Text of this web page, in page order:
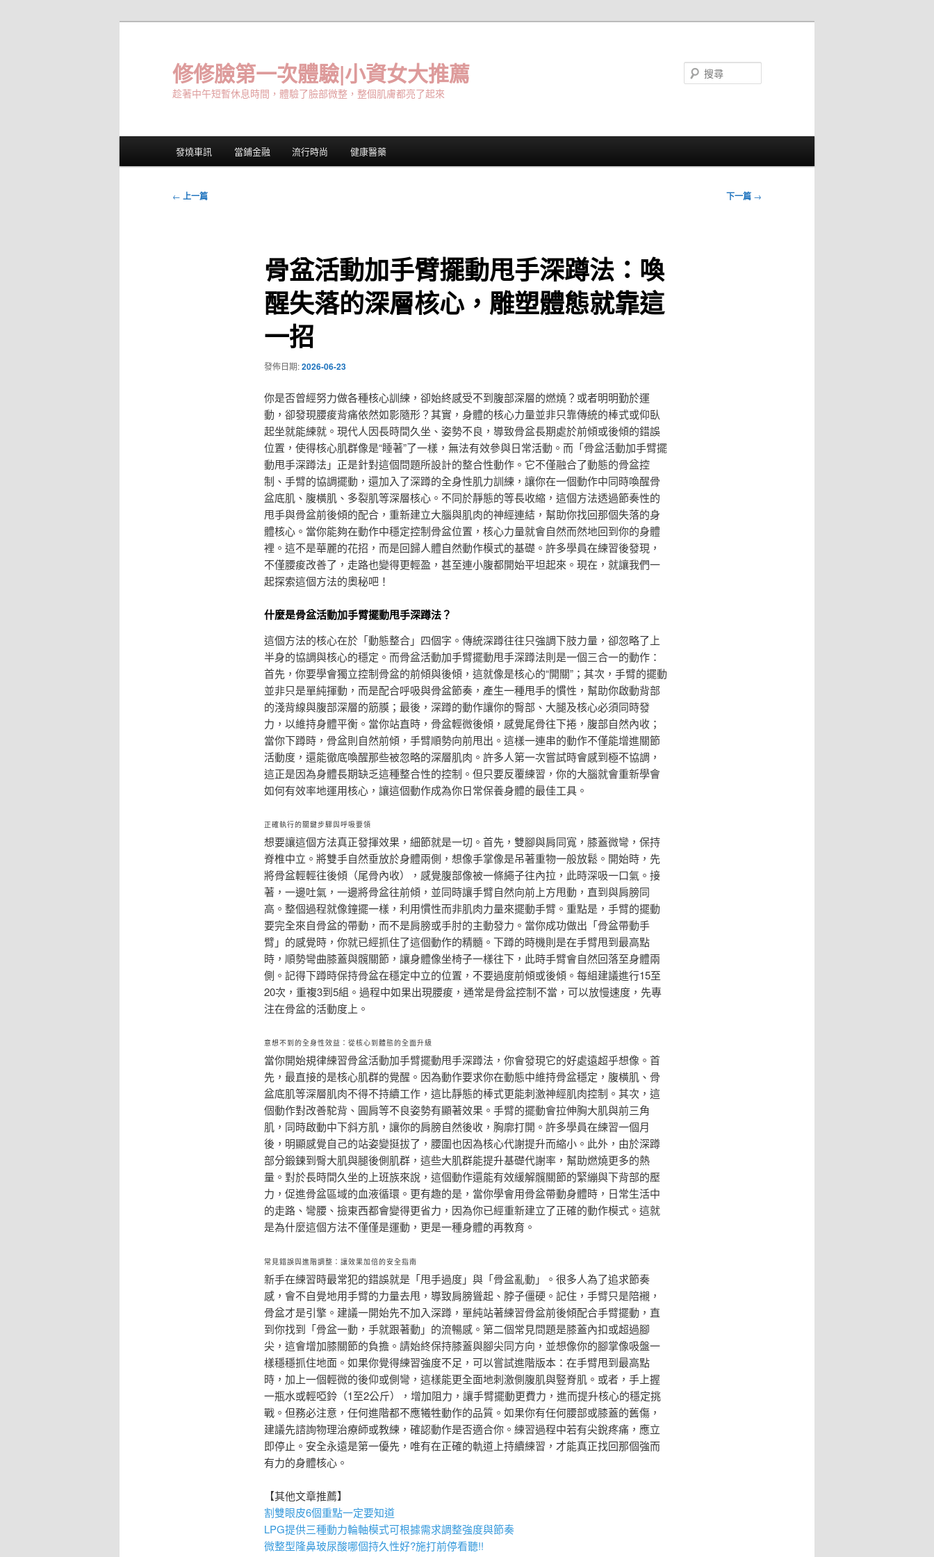
修修臉第一次體驗|小資女大推薦
趁著中午短暫休息時間，體驗了臉部微整，整個肌膚都亮了起來
發燒車訊 當鋪金融 流行時尚 健康醫藥
文
← 上一篇 下一篇 →
骨盆活動加手臂擺動甩手深蹲法：喚
醒失落的深層核心，雕塑體態就靠這
一招
發佈日期:2026-06-23
你是否曾經努力做各種核心訓練，卻始終感受不到腹部深層的燃燒？或者明明勤於運
動，卻發現腰痠背痛依然如影隨形？其實，身體的核心力量並非只靠傳統的棒式或仰臥
起坐就能練就。現代人因長時間久坐、姿勢不良，導致骨盆長期處於前傾或後傾的錯誤
位置，使得核心肌群像是“睡著”了一樣，無法有效參與日常活動。而「骨盆活動加手臂擺
動甩手深蹲法」正是針對這個問題所設計的整合性動作。它不僅融合了動態的骨盆控
制、手臂的協調擺動，還加入了深蹲的全身性肌力訓練，讓你在一個動作中同時喚醒骨
盆底肌、腹橫肌、多裂肌等深層核心。不同於靜態的等長收縮，這個方法透過節奏性的
甩手與骨盆前後傾的配合，重新建立大腦與肌肉的神經連結，幫助你找回那個失落的身
體核心。當你能夠在動作中穩定控制骨盆位置，核心力量就會自然而然地回到你的身體
裡。這不是華麗的花招，而是回歸人體自然動作模式的基礎。許多學員在練習後發現，
不僅腰痠改善了，走路也變得更輕盈，甚至連小腹都開始平坦起來。現在，就讓我們一
起探索這個方法的奧秘吧！
什麼是骨盆活動加手臂擺動甩手深蹲法？
這個方法的核心在於「動態整合」四個字。傳統深蹲往往只強調下肢力量，卻忽略了上
半身的協調與核心的穩定。而骨盆活動加手臂擺動甩手深蹲法則是一個三合一的動作：
首先，你要學會獨立控制骨盆的前傾與後傾，這就像是核心的“開關”；其次，手臂的擺動
並非只是單純揮動，而是配合呼吸與骨盆節奏，產生一種甩手的慣性，幫助你啟動背部
的淺背線與腹部深層的筋膜；最後，深蹲的動作讓你的臀部、大腿及核心必須同時發
力，以維持身體平衡。當你站直時，骨盆輕微後傾，感覺尾骨往下捲，腹部自然內收；
當你下蹲時，骨盆則自然前傾，手臂順勢向前甩出。這樣一連串的動作不僅能增進關節
活動度，還能徹底喚醒那些被忽略的深層肌肉。許多人第一次嘗試時會感到極不協調，
這正是因為身體長期缺乏這種整合性的控制。但只要反覆練習，你的大腦就會重新學會
如何有效率地運用核心，讓這個動作成為你日常保養身體的最佳工具。
正確執行的關鍵步驟與呼吸要領
想要讓這個方法真正發揮效果，細節就是一切。首先，雙腳與肩同寬，膝蓋微彎，保持
脊椎中立。將雙手自然垂放於身體兩側，想像手掌像是吊著重物一般放鬆。開始時，先
將骨盆輕輕往後傾（尾骨內收），感覺腹部像被一條繩子往內拉，此時深吸一口氣。接
著，一邊吐氣，一邊將骨盆往前傾，並同時讓手臂自然向前上方甩動，直到與肩膀同
高。整個過程就像鐘擺一樣，利用慣性而非肌肉力量來擺動手臂。重點是，手臂的擺動
要完全來自骨盆的帶動，而不是肩膀或手肘的主動發力。當你成功做出「骨盆帶動手
臂」的感覺時，你就已經抓住了這個動作的精髓。下蹲的時機則是在手臂甩到最高點
時，順勢彎曲膝蓋與髖關節，讓身體像坐椅子一樣往下，此時手臂會自然回落至身體兩
側。記得下蹲時保持骨盆在穩定中立的位置，不要過度前傾或後傾。每組建議進行15至
20次，重複3到5組。過程中如果出現腰痠，通常是骨盆控制不當，可以放慢速度，先專
注在骨盆的活動度上。
意想不到的全身性效益：從核心到體態的全面升級
當你開始規律練習骨盆活動加手臂擺動甩手深蹲法，你會發現它的好處遠超乎想像。首
先，最直接的是核心肌群的覺醒。因為動作要求你在動態中維持骨盆穩定，腹橫肌、骨
盆底肌等深層肌肉不得不持續工作，這比靜態的棒式更能刺激神經肌肉控制。其次，這
個動作對改善駝背、圓肩等不良姿勢有顯著效果。手臂的擺動會拉伸胸大肌與前三角
肌，同時啟動中下斜方肌，讓你的肩膀自然後收，胸廓打開。許多學員在練習一個月
後，明顯感覺自己的站姿變挺拔了，腰圍也因為核心代謝提升而縮小。此外，由於深蹲
部分鍛鍊到臀大肌與腿後側肌群，這些大肌群能提升基礎代謝率，幫助燃燒更多的熱
量。對於長時間久坐的上班族來說，這個動作還能有效緩解髖關節的緊繃與下背部的壓
力，促進骨盆區域的血液循環。更有趣的是，當你學會用骨盆帶動身體時，日常生活中
的走路、彎腰、撿東西都會變得更省力，因為你已經重新建立了正確的動作模式。這就
是為什麼這個方法不僅僅是運動，更是一種身體的再教育。
常見錯誤與進階調整：讓效果加倍的安全指南
新手在練習時最常犯的錯誤就是「甩手過度」與「骨盆亂動」。很多人為了追求節奏
感，會不自覺地用手臂的力量去甩，導致肩膀聳起、脖子僵硬。記住，手臂只是陪襯，
骨盆才是引擎。建議一開始先不加入深蹲，單純站著練習骨盆前後傾配合手臂擺動，直
到你找到「骨盆一動，手就跟著動」的流暢感。第二個常見問題是膝蓋內扣或超過腳
尖，這會增加膝關節的負擔。請始終保持膝蓋與腳尖同方向，並想像你的腳掌像吸盤一
樣穩穩抓住地面。如果你覺得練習強度不足，可以嘗試進階版本：在手臂甩到最高點
時，加上一個輕微的後仰或側彎，這樣能更全面地刺激側腹肌與豎脊肌。或者，手上握
一瓶水或輕啞鈴（1至2公斤），增加阻力，讓手臂擺動更費力，進而提升核心的穩定挑
戰。但務必注意，任何進階都不應犧牲動作的品質。如果你有任何腰部或膝蓋的舊傷，
建議先諮詢物理治療師或教練，確認動作是否適合你。練習過程中若有尖銳疼痛，應立
即停止。安全永遠是第一優先，唯有在正確的軌道上持續練習，才能真正找回那個強而
有力的身體核心。
【其他文章推薦】
割雙眼皮6個重點一定要知道
LPG提供三種動力輪軸模式可根據需求調整強度與節奏
微整型隆鼻玻尿酸哪個持久性好?施打前停看聽!!